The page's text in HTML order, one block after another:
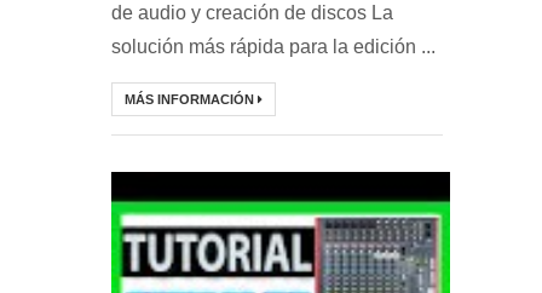
de audio y creación de discos La
solución más rápida para la edición ...
MÁS INFORMACIÓN